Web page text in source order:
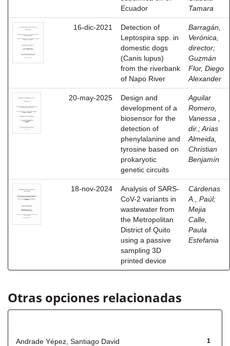
Ecuador
Tamara
16-dic-2021
Detection of
Leptospira spp. in
domestic dogs
(Canis lupus)
from the riverbank
of Napo River
Barragán,
Verónica,
director;
Guzmán
Flor, Diego
Alexander
20-may-2025
Design and
development of a
biosensor for the
detection of
phenylalanine and
tyrosine based on
prokaryotic
genetic circuits
Aguilar
Romero,
Vanessa ,
dir. ;Arias
Almeida,
Christian
Benjamín
18-nov-2024
Analysis of SARS-
CoV-2 variants in
wastewater from
the Metropolitan
District of Quito
using a passive
sampling 3D
printed device
Cárdenas
A., Paúl;
Mejia
Calle,
Paula
Estefania
Otras opciones relacionadas
1
Andrade Yépez, Santiago David